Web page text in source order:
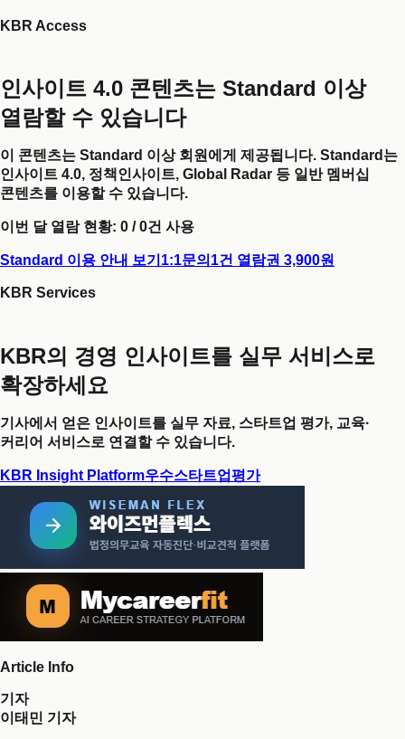
KBR Access
인사이트 4.0 콘텐츠는 Standard 이상
열람할 수 있습니다
이 콘텐츠는 Standard 이상 회원에게 제공됩니다. Standard는
인사이트 4.0, 정책인사이트, Global Radar 등 일반 멤버십
콘텐츠를 이용할 수 있습니다.
이번 달 열람 현황: 0 /0건 사용
Standard 이용 안내 보기 1:1문의 1건 열람권 3,900원
KBR Services
KBR의 경영 인사이트를 실무 서비스로
확장하세요
기사에서 얻은 인사이트를 실무 자료, 스타트업 평가, 교육·
커리어 서비스로 연결할 수 있습니다.
KBR Insight Platform우수스타트업평가
Article Info
기자
이태민 기자